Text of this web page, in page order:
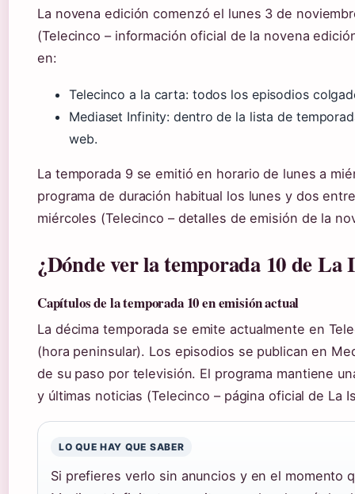
La novena edición comenzó el lunes 3 de
(Telecinco – información oficial de la novena
en:
Telecinco a la carta: todos los episodios
Mediaset Infinity: dentro de la lista de
web.
La temporada 9 se emitió en horario de lunes a
programa de duración habitual los lunes y dos
miércoles (Telecinco – detalles de emisión de la
¿Dónde ver la temporada 10 de La
Capítulos de la temporada 10 en emisión actual
La décima temporada se emite actualmente en
(hora peninsular). Los episodios se publican en
de su paso por televisión. El programa mantiene
y últimas noticias (Telecinco – página oficial de La
LO QUE HAY QUE SABER
Si prefieres verlo sin anuncios y en el momento